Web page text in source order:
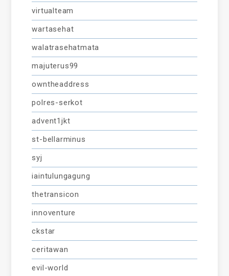
virtualteam
wartasehat
walatrasehatmata
majuterus99
owntheaddress
polres-serkot
advent1jkt
st-bellarminus
syj
iaintulungagung
thetransicon
innoventure
ckstar
ceritawan
evil-world